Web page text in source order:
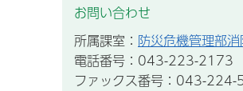
お問い合わせ
所属課室： 防災危機管理部
電話番号：043-223-2173
ファックス番号：043-224-